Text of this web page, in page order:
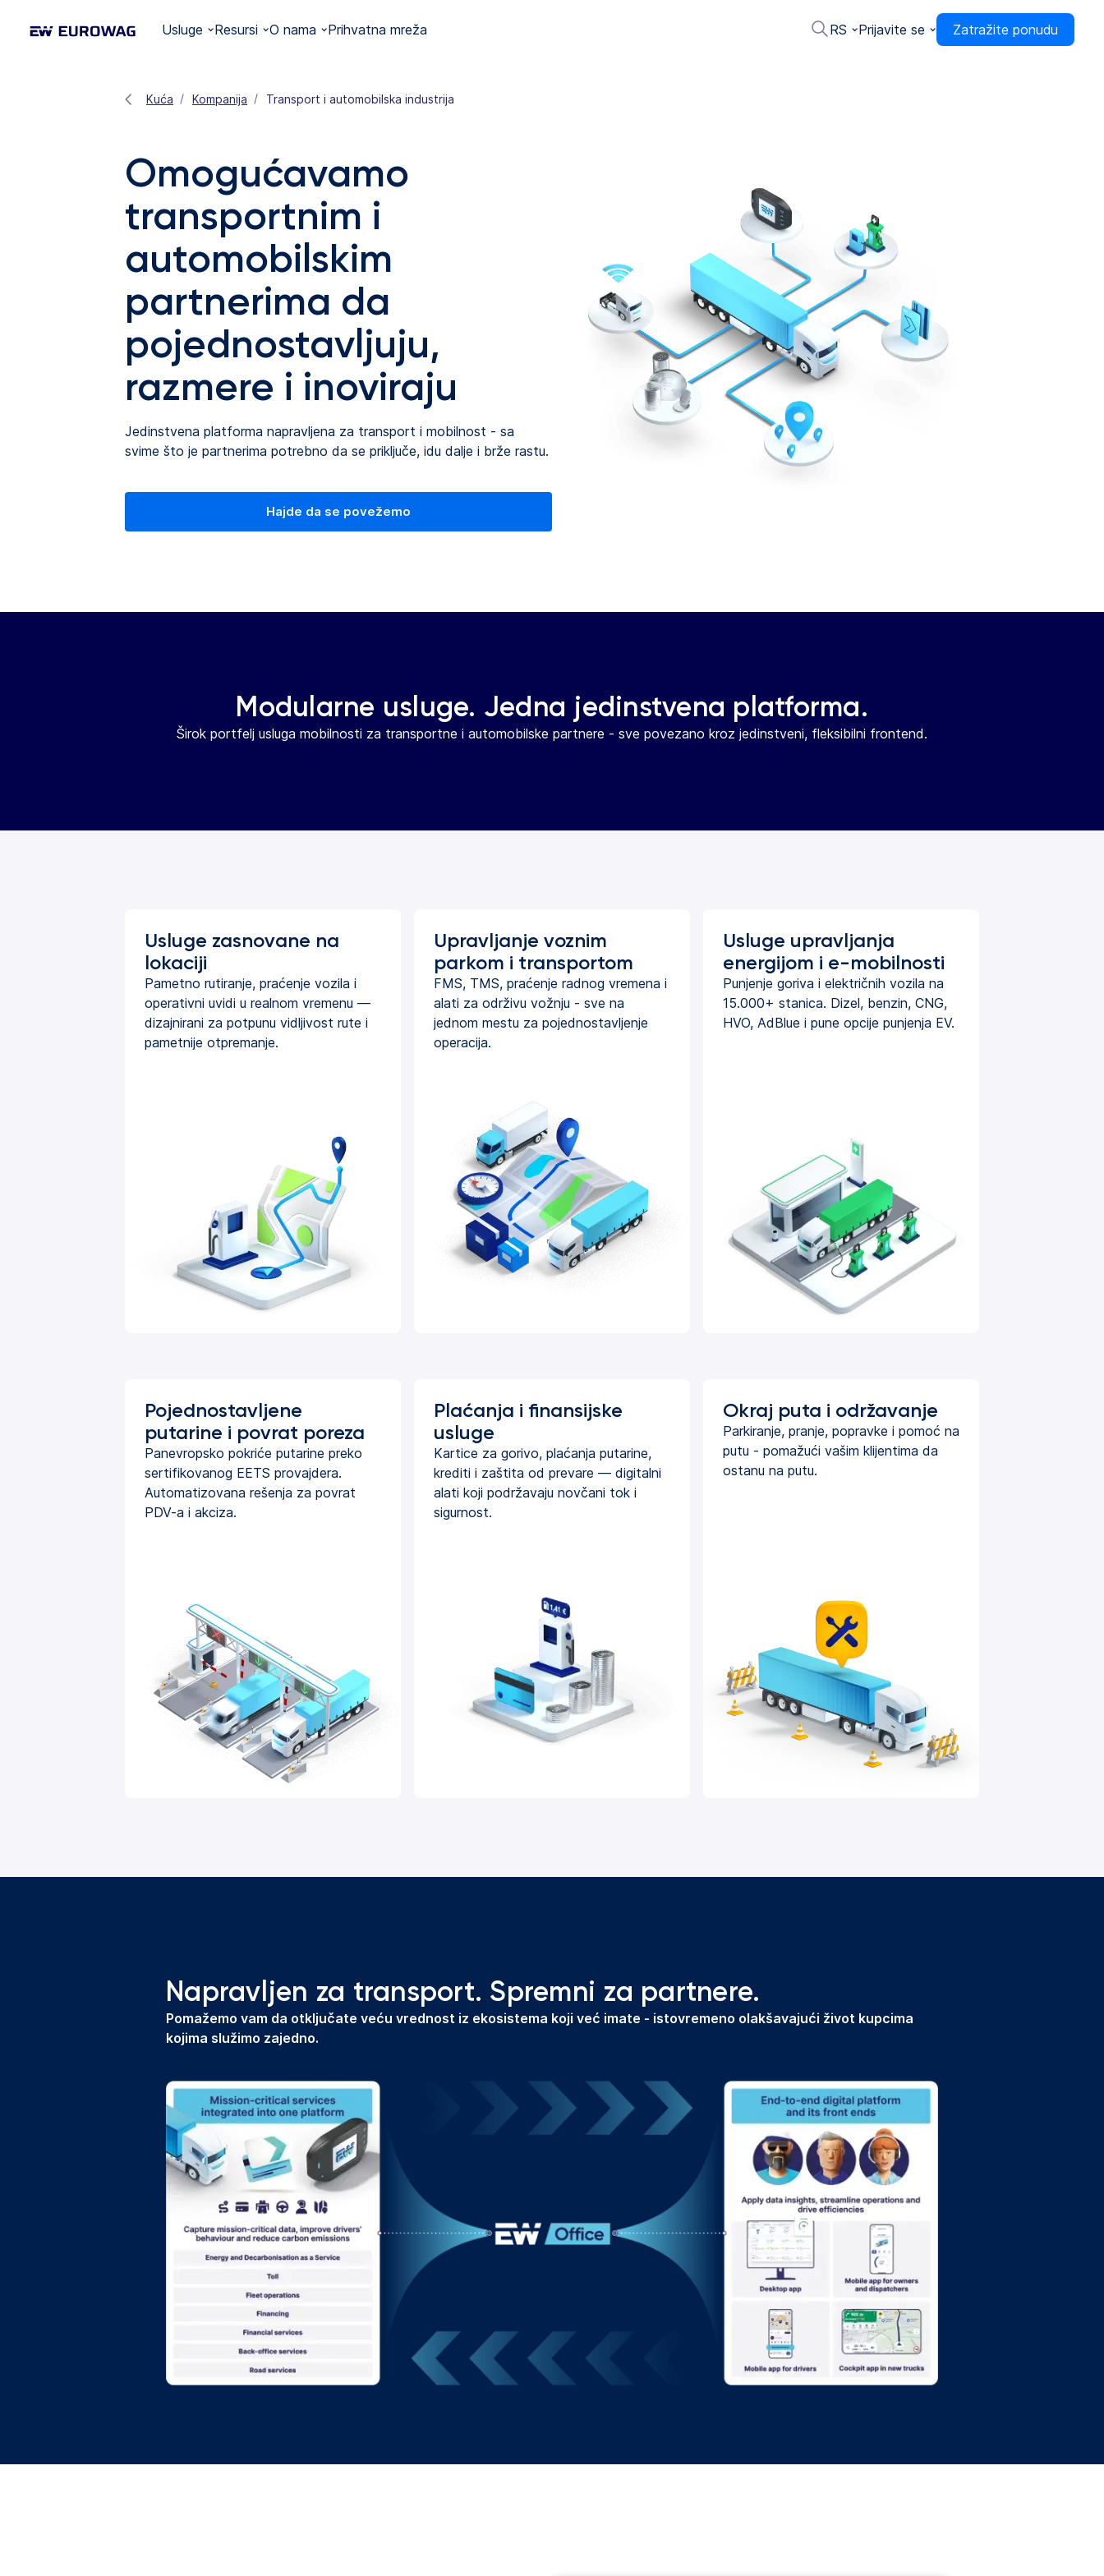
Usluge Resursi O nama Prihvatna mreža RS Prijavite se Zatražite ponudu
Kuća Kompanija Transport i automobilska industrija
Omogućavamo
transportnim i
automobilskim
partnerima da
pojednostavljuju,
razmere i inoviraju
Jedinstvena platforma napravljena za transport i mobilnost - sa
svime što je partnerima potrebno da se priključe, idu dalje i brže rastu.
Hajde da se povežemo
Modularne usluge. Jedna jedinstvena platforma.
Širok portfelj usluga mobilnosti za transportne i automobilske partnere - sve povezano kroz jedinstveni, fleksibilni frontend.
Usluge zasnovane na
lokaciji
Pametno rutiranje, praćenje vozila i
operativni uvidi u realnom vremenu —
dizajnirani za potpunu vidljivost rute i
pametnije otpremanje.
Upravljanje voznim
parkom i transportom
FMS, TMS, praćenje radnog vremena i
alati za održivu vožnju - sve na
jednom mestu za pojednostavljenje
operacija.
Usluge upravljanja
energijom i e-mobilnosti
Punjenje goriva i električnih vozila na
15.000+ stanica. Dizel, benzin, CNG,
HVO, AdBlue i pune opcije punjenja EV.
Pojednostavljene
putarine i povrat poreza
Panevropsko pokriće putarine preko
sertifikovanog EETS provajdera.
Automatizovana rešenja za povrat
PDV-a i akciza.
Plaćanja i finansijske
usluge
Kartice za gorivo, plaćanja putarine,
krediti i zaštita od prevare — digitalni
alati koji podržavaju novčani tok i
sigurnost.
Okraj puta i održavanje
Parkiranje, pranje, popravke i pomoć na
putu - pomažući vašim klijentima da
ostanu na putu.
Napravljen za transport. Spremni za partnere.
Pomažemo vam da otključate veću vrednost iz ekosistema koji već imate - istovremeno olakšavajući život kupcima
kojima služimo zajedno.